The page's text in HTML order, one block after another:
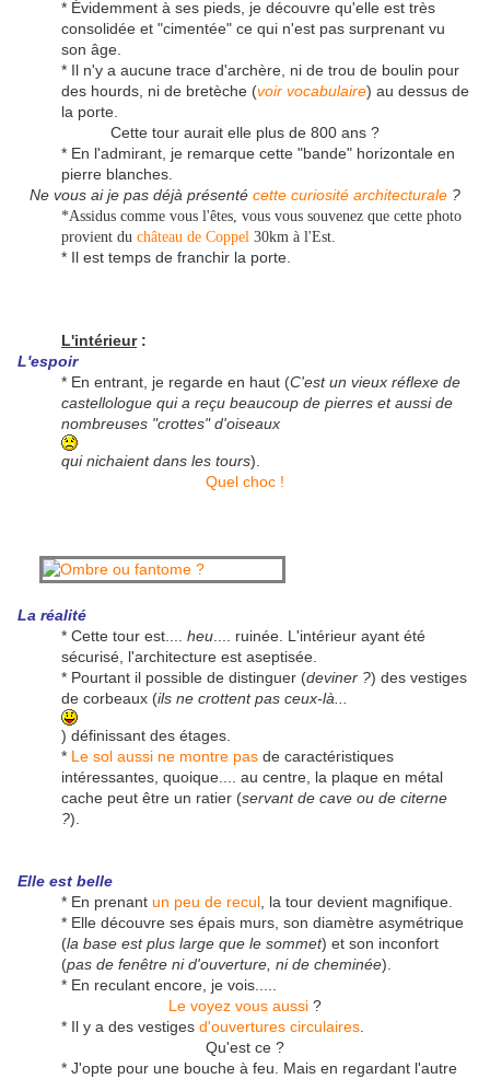
* Évidemment à ses pieds, je découvre qu'elle est très
consolidée et "cimentée" ce qui n'est pas surprenant vu
son âge.
* Il n'y a aucune trace d'archère, ni de trou de boulin pour
des hourds, ni de bretèche (voir vocabulaire) au dessus de
la porte.
Cette tour aurait elle plus de 800 ans ?
* En l'admirant, je remarque cette "bande" horizontale en
pierre blanches.
Ne vous ai je pas déjà présenté cette curiosité architecturale ?
*Assidus comme vous l'êtes, vous vous souvenez que cette photo
provient du château de Coppel 30km à l'Est.
* Il est temps de franchir la porte.
L'intérieur:
L'espoir
* En entrant, je regarde en haut (C'est un vieux réflexe de
castellologue qui a reçu beaucoup de pierres et aussi de
nombreuses "crottes" d'oiseaux
qui nichaient dans les tours).
Quel choc !
La réalité
* Cette tour est.... heu .... ruinée. L'intérieur ayant été
sécurisé, l'architecture est aseptisée.
* Pourtant il possible de distinguer (deviner ?) des vestiges
de corbeaux (ils ne crottent pas ceux-là...
) définissant des étages.
* Le sol aussi ne montre pas de caractéristiques
intéressantes, quoique.... au centre, la plaque en métal
cache peut être un ratier (servant de cave ou de citerne
?).
Elle est belle
* En prenant un peu de recul , la tour devient magnifique.
* Elle découvre ses épais murs, son diamètre asymétrique
(la base est plus large que le sommet) et son inconfort
(pas de fenêtre ni d'ouverture, ni de cheminée).
* En reculant encore, je vois.....
Le voyez vous aussi ?
* Il y a des vestiges d'ouvertures circulaires
Qu'est ce ?
* J'opte pour une bouche à feu. Mais en regardant l'autre